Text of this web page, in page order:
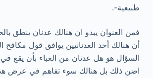
طبيعية-.
فمن العنوان يبدو ان هنالك عدنان ينطق
أن هنالك أحد العدنانيين يوافق قول مكافح
السؤال هو هل عدنان من الغباء بأن يقع في
اضن ذلك بل هنالك سوء تفاهم في عرض